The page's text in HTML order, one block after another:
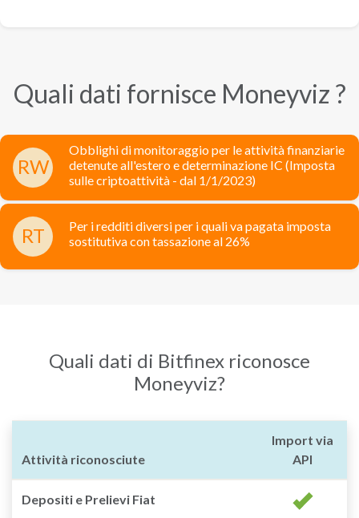
Quali dati fornisce Moneyviz ?
RW
Obblighi di monitoraggio per le attività finanziarie
detenute all'estero e determinazione IC (Imposta
sulle criptoattività - dal 1/1/2023)
RT
Per i redditi diversi per i quali va pagata imposta
sostitutiva con tassazione al 26%
Quali dati di Bitfinex riconosce
Moneyviz?
Attività riconosciute
Import via
API
Depositi e Prelievi Fiat